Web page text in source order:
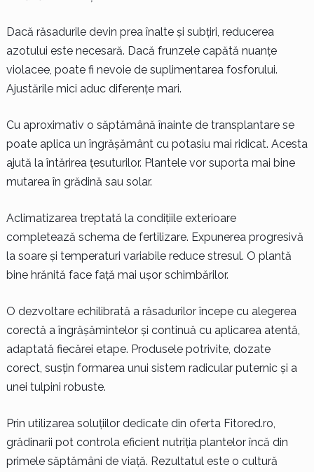
Dacă răsadurile devin prea înalte și subțiri, reducerea
azotului este necesară. Dacă frunzele capătă nuanțe
violacee, poate fi nevoie de suplimentarea fosforului.
Ajustările mici aduc diferențe mari.
Cu aproximativ o săptămână înainte de transplantare se
poate aplica un îngrășământ cu potasiu mai ridicat. Acesta
ajută la întărirea țesuturilor. Plantele vor suporta mai bine
mutarea în grădină sau solar.
Aclimatizarea treptată la condițiile exterioare
completează schema de fertilizare. Expunerea progresivă
la soare și temperaturi variabile reduce stresul. O plantă
bine hrănită face față mai ușor schimbărilor.
O dezvoltare echilibrată a răsadurilor începe cu alegerea
corectă a îngrășămintelor și continuă cu aplicarea atentă,
adaptată fiecărei etape. Produsele potrivite, dozate
corect, susțin formarea unui sistem radicular puternic și a
unei tulpini robuste.
Prin utilizarea soluțiilor dedicate din oferta Fitored.ro,
grădinarii pot controla eficient nutriția plantelor încă din
primele săptămâni de viață. Rezultatul este o cultură